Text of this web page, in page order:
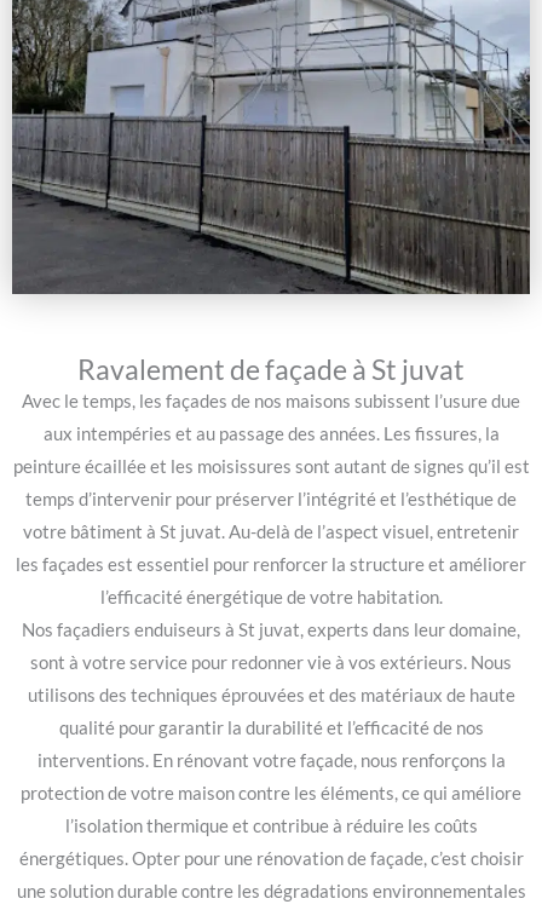
Ravalement de façade à St juvat
Avec le temps, les façades de nos maisons subissent l’usure due
aux intempéries et au passage des années. Les fissures, la
peinture écaillée et les moisissures sont autant de signes qu’il est
temps d’intervenir pour préserver l’intégrité et l’esthétique de
votre bâtiment à St juvat. Au-delà de l’aspect visuel, entretenir
les façades est essentiel pour renforcer la structure et améliorer
l’efficacité énergétique de votre habitation.
Nos façadiers enduiseurs à St juvat, experts dans leur domaine,
sont à votre service pour redonner vie à vos extérieurs. Nous
utilisons des techniques éprouvées et des matériaux de haute
qualité pour garantir la durabilité et l’efficacité de nos
interventions. En rénovant votre façade, nous renforçons la
protection de votre maison contre les éléments, ce qui améliore
l’isolation thermique et contribue à réduire les coûts
énergétiques. Opter pour une rénovation de façade, c’est choisir
une solution durable contre les dégradations environnementales